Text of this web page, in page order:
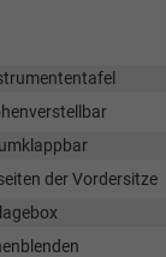
der Vordersitze